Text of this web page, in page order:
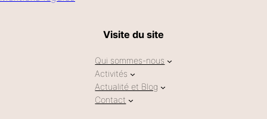
Visite du site
Qui sommes-nous
Activités
Actualité et Blog
Contact